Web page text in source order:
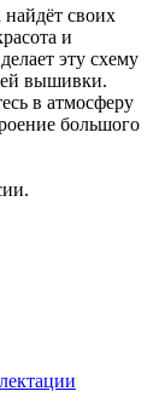
найдёт своих
и
эту схему
вышивки.
в атмосферу
большого